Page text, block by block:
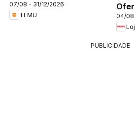
07/08 - 31/12/2026
TEMU
04/08
PUBLICIDADE